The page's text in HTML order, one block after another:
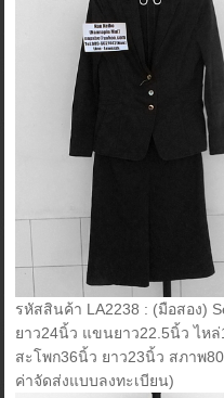
รหัสสินค้า LA2238 : (มือสอง)
ยาว24นิ้ว แขนยาว22.5นิ้ว ไหล่
สะโพก36นิ้ว ยาว23นิ้ว สภาพ
ค่าจัดส่งแบบลงทะเบียน)